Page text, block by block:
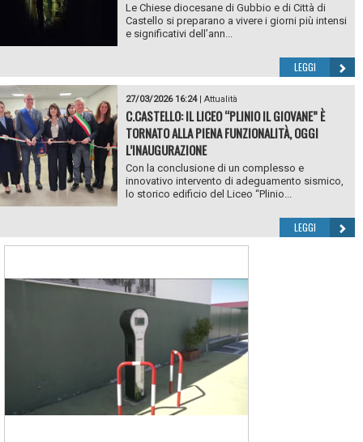
Le Chiese diocesane di Gubbio e di Città di
Castello si preparano a vivere i giorni più intensi
e significativi dell’ann...
LEGGI
27/03/2026 16:24| Attualità
C.CASTELLO: IL LICEO “PLINIO IL GIOVANE” È
TORNATO ALLA PIENA FUNZIONALITÀ, OGGI
L’INAUGURAZIONE
Con la conclusione di un complesso e
innovativo intervento di adeguamento sismico,
lo storico edificio del Liceo “Plinio...
LEGGI